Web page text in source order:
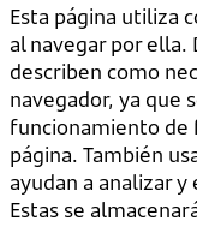
Esta página utiliza
al navegar por ella.
describen como
navegador, ya que
funcionamiento de
página. También
ayudan a analizar
Estas se